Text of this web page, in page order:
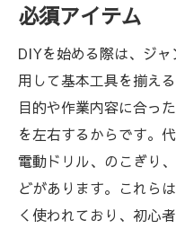
初心者に最適
効率的な工具選
浜松DIYを成
ト
ジャンボエン
利な工具
オンラインシ
るコツ
必須アイテム
DIYを始める際は、ジ
用して基本工具を揃え
目的や作業内容に合っ
を左右するからです。
電動ドリル、のこぎり
どがあります。これら
く使われており、初心